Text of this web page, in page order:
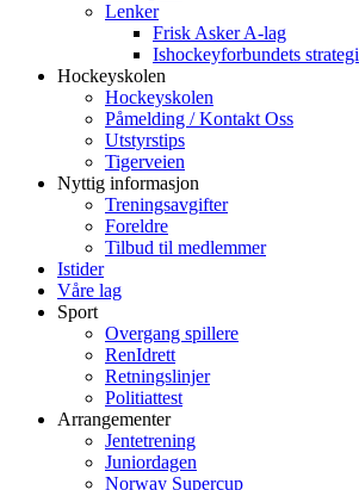
Lenker
Frisk Asker A-lag
Ishockeyforbundets strategi
Hockeyskolen
Hockeyskolen
Påmelding / Kontakt Oss
Utstyrstips
Tigerveien
Nyttig informasjon
Treningsavgifter
Foreldre
Tilbud til medlemmer
Istider
Våre lag
Sport
Overgang spillere
RenIdrett
Retningslinjer
Politiattest
Arrangementer
Jentetrening
Juniordagen
Norway Supercup